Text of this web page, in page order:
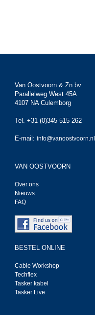
Van Oostvoorn & Zn bv
Parallelweg West 45A
4107 NA Culemborg
Tel. +31 (0)345 515 262
E-mail: info@vanoostvoorn.nl
VAN OOSTVOORN
Over ons
Nieuws
FAQ
BESTEL ONLINE
Cable Workshop
Techflex
Tasker kabel
Tasker Live